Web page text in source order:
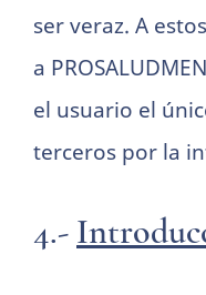
ser veraz. A
a
el usuario el
terceros por la
4.-